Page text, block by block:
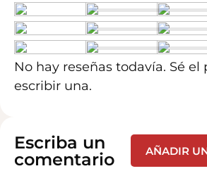
No hay reseñas todavía. Sé el
escribir una.
Escriba un
comentario
AÑADIR